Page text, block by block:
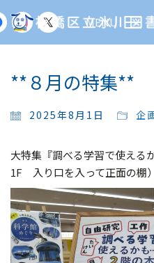
MENU
**８月の特集**
2025年8月1日 企
大特集『調べる学習で使える
1F 入り口を入って正面の棚）